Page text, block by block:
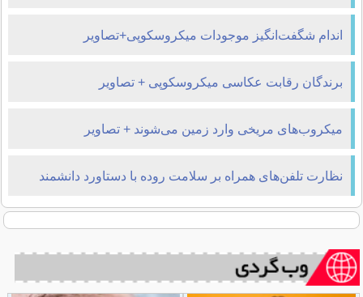
اندام شگفت‌انگیز موجودات میکروسکوپی+تصاویر
برندگان رقابت عکاسی میکروسکوپی + تصاویر
میکروب‌های مریخی وارد زمین می‌شوند + تصاویر
نظارت تلفن‌های همراه بر سلامت روده با دستاورد دانشمند
ایرانی